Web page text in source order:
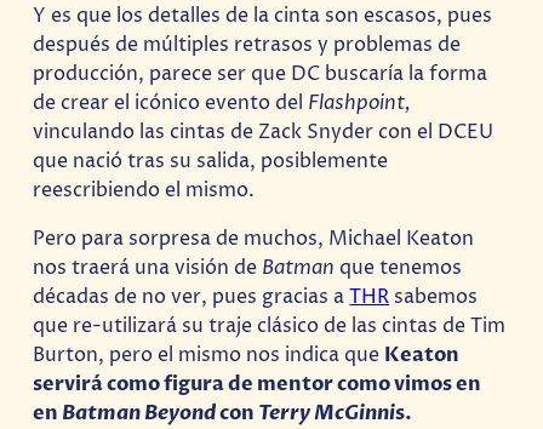
Y es que los detalles de la cinta son escasos, pues
después de múltiples retrasos y problemas de
producción, parece ser que DC buscaría la forma
de crear el icónico evento del Flashpoint,
vinculando las cintas de Zack Snyder con el DCEU
que nació tras su salida, posiblemente
reescribiendo el mismo.
Pero para sorpresa de muchos, Michael Keaton
nos traerá una visión de Batmanque tenemos
décadas de no ver, pues gracias aTHR sabemos
que re-utilizará su traje clásico de las cintas de Tim
Burton, pero el mismo nos indica que Keaton
servirá como figura de mentor como vimos en
en Batman Beyondcon Terry McGinnis.